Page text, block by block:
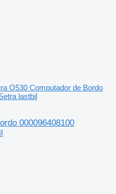
O530 Computador de Bordo
lastbil
000096408100